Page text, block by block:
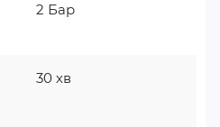
2 Бар
30 хв